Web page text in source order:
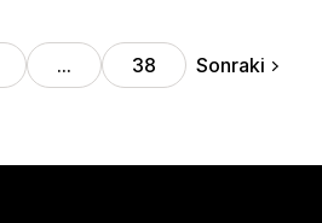
… 38 Sonraki